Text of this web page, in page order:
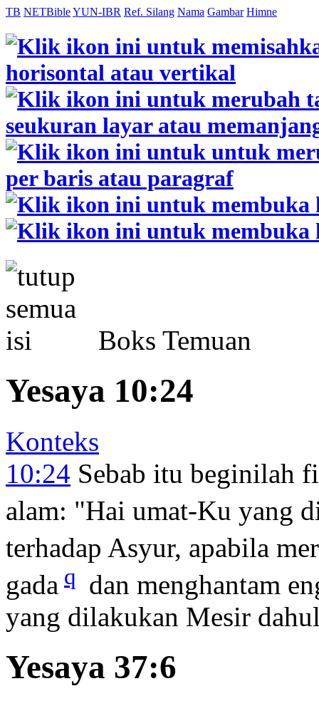
TB NETBibleYUN-IBR Ref. Silang Nama Gambar Himne
Boks Temuan
Yesaya 10:24
Konteks
10:24 Sebab itu beginilah
alam: "Hai umat-Ku yang
terhadap Asyur, apabila
gada q dan menghantam
yang dilakukan Mesir
Yesaya 37:6